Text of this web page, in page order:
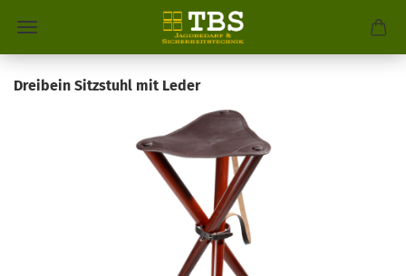
Dreibein Sitzstuhl mit Leder